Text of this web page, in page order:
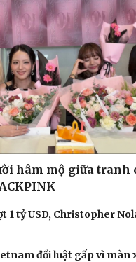
hâm mộ giữa tranh
1 tỷ USD, Christopher
đổi luật gấp vì màn